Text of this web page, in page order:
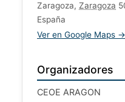
Zaragoza, Zaragoza
España
Ver en Google Maps →
Organizadores
CEOE ARAGON